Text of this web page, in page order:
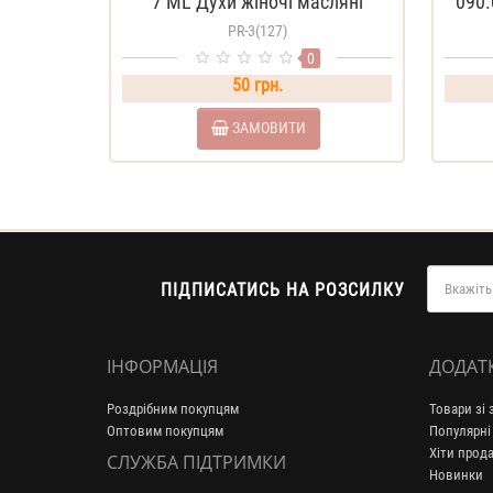
PR-3(127)
0
50 грн.
ЗАМОВИТИ
ПІДПИСАТИСЬ НА РОЗСИЛКУ
ІНФОРМАЦІЯ
Роздрібним покупцям
Оптовим покупцям
СЛУЖБА ПІДТРИМКИ
Товари
Хіти
Новинки